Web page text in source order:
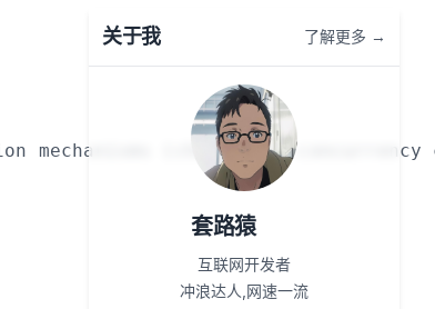
关于我 了解更多 →
套路猿
互联网开发者
冲浪达人,网速一流